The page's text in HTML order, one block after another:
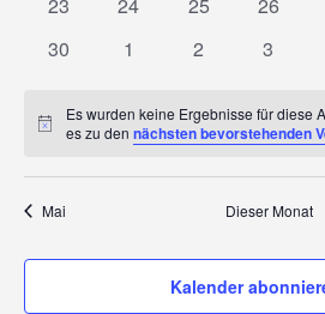
0
30
0
1
0
2
0
3
Hinweis
Es wurden keine Ergebnisse für diese
es zu dennächsten bevorstehenden
Mai Dieser Monat
Kalender